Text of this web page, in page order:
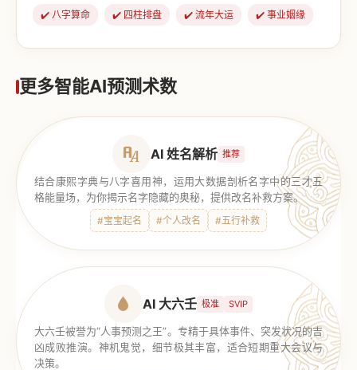
✔️ 八字算命 ✔️ 四柱排盘 ✔️ 流年大运 ✔️ 事业姻缘
更多智能AI预测术数
AI 姓名解析 推荐
结合康熙字典与八字喜用神，运用大数据剖析名字中的三才五
格能量场，为你揭示名字隐藏的奥秘，提供改名补救方案。
#宝宝起名 #个人改名 #五行补救
AI 大六壬 极准 SVIP
大六壬被誉为“人事预测之王”。专精于具体事件、突发状况的吉
凶成败推演。神机鬼觉，细节极其丰富，适合短期重大会议与
决策。